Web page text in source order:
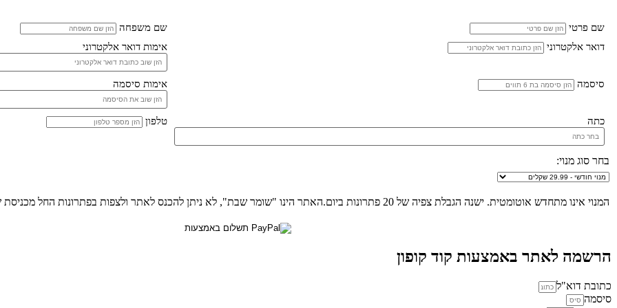
שם פרטי
שם משפחה
דואר אלקטרוני
אימות דואר אלקטרוני
סיסמה אימות סיסמה
כתה טלפון
בחר סוג מנוי:
המנוי אינו מתחדש אוטומטית. ישנה הגבלת צפיה של 20 פתרונות ביום.האתר הינו "שומר שבת", לא ניתן להכנס לאתר ולצפות בפתרונות החל מכניסת שבת/חג ועד לצאת שבת/חג.
הרשמה לאתר באמצעות קוד קופון
כתובת דוא"ל
סיסמה